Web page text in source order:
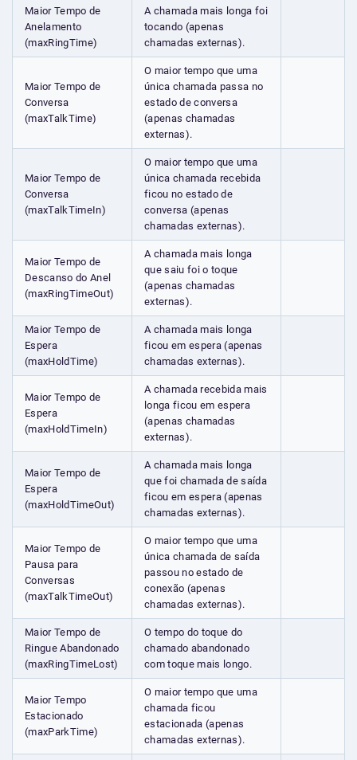
Maior Tempo de
Anelamento
(maxRingTime)
A chamada mais longa foi
tocando (apenas
chamadas externas).
Maior Tempo de
Conversa
(maxTalkTime)
O maior tempo que uma
única chamada passa no
estado de conversa
(apenas chamadas
externas).
Maior Tempo de
Conversa
(maxTalkTimeIn)
O maior tempo que uma
única chamada recebida
ficou no estado de
conversa (apenas
chamadas externas).
Maior Tempo de
Descanso do Anel
(maxRingTimeOut)
A chamada mais longa
que saiu foi o toque
(apenas chamadas
externas).
Maior Tempo de
Espera
(maxHoldTime)
A chamada mais longa
ficou em espera (apenas
chamadas externas).
Maior Tempo de
Espera
(maxHoldTimeIn)
A chamada recebida mais
longa ficou em espera
(apenas chamadas
externas).
Maior Tempo de
Espera
(maxHoldTimeOut)
A chamada mais longa
que foi chamada de saída
ficou em espera (apenas
chamadas externas).
Maior Tempo de
Pausa para
Conversas
(maxTalkTimeOut)
O maior tempo que uma
única chamada de saída
passou no estado de
conexão (apenas
chamadas externas).
Maior Tempo de
Ringue Abandonado
(maxRingTimeLost)
O tempo do toque do
chamado abandonado
com toque mais longo.
Maior Tempo
Estacionado
(maxParkTime)
O maior tempo que uma
chamada ficou
estacionada (apenas
chamadas externas).